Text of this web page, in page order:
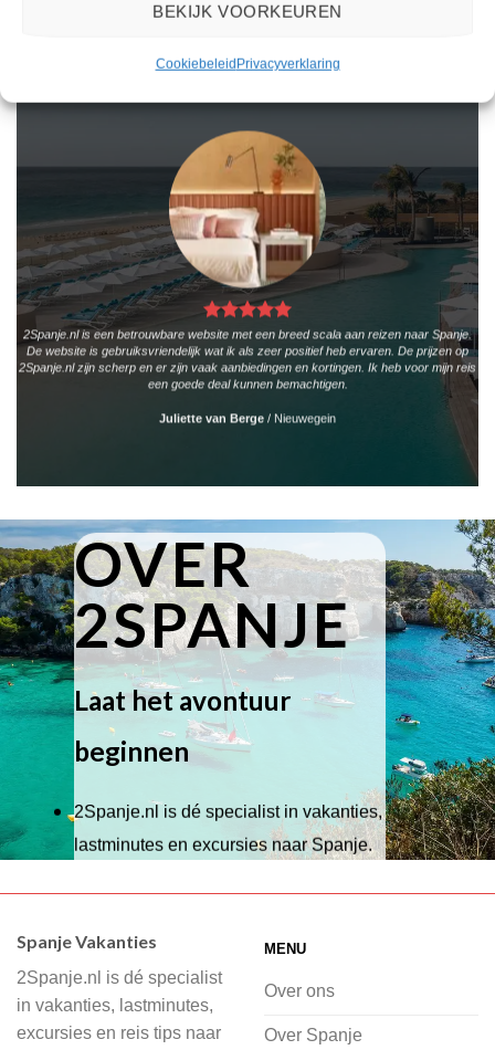
BEKIJK VOORKEUREN
CookiebeleidPrivacyverklaring
2Spanje.nl is een betrouwbare website met een breed scala aan reizen naar Spanje.
De website is gebruiksvriendelijk wat ik als zeer positief heb ervaren. De prijzen op
2Spanje.nl zijn scherp en er zijn vaak aanbiedingen en kortingen. Ik heb voor mijn reis
een goede deal kunnen bemachtigen.
Juliette van Berge / Nieuwegein
OVER
2SPANJE
Laat het avontuur
beginnen
2Spanje.nl is dé specialist in vakanties,
lastminutes en excursies naar Spanje.
Wij hebben een breed scala aan
of je nu wilt relaxen op het strand,
cultuur wilt ontdekken of avontuur zoekt
in de natuur.
Spanje Vakanties
2Spanje.nl is dé specialist
in vakanties, lastminutes,
excursies en reis tips naar
MENU
Over ons
Over Spanje